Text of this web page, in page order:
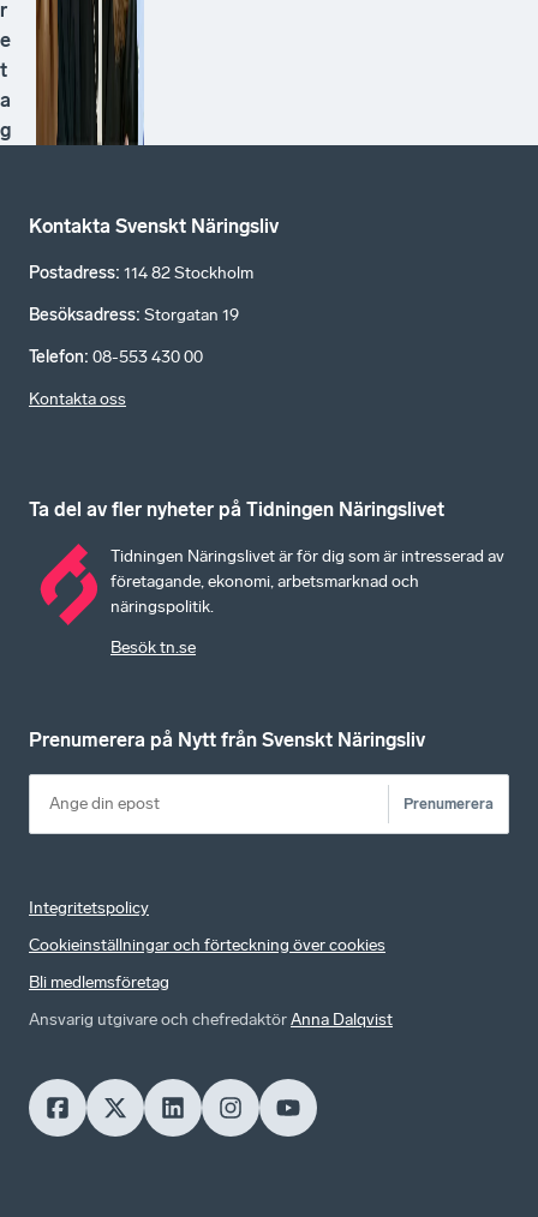
r
e
t
a
g
Kontakta Svenskt Näringsliv
Postadress: 114 82 Stockholm
Besöksadress: Storgatan 19
Telefon: 08-553 430 00
Kontakta oss
Ta del av fler nyheter på Tidningen Näringslivet
Tidningen Näringslivet är för dig som är intresserad av
företagande, ekonomi, arbetsmarknad och
näringspolitik.
Besök tn.se
Prenumerera på Nytt från Svenskt Näringsliv
Prenumerera
Integritetspolicy
Cookieinställningar och förteckning över cookies
Bli medlemsföretag
Ansvarig utgivare och chefredaktörAnna Dalqvist